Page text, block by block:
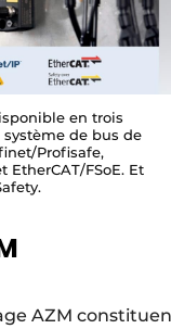
en trois
de bus de
Profisafe,
EtherCAT/FSoE. Et
AZM